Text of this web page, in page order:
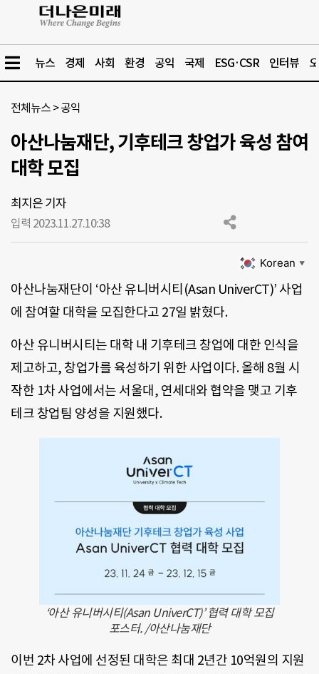
뉴스 경제 사회 환경 공익 국제 ESG·CSR 인터뷰
전체뉴스 >공익
아산나눔재단, 기후테크 창업가 육성 참여
대학 모집
최지은 기자
입력 2023.11.27.10:38
Korean ▼
아산나눔재단이 ‘아산 유니버시티(Asan UniverCT)’ 사업
에 참여할 대학을 모집한다고 27일 밝혔다.
아산 유니버시티는 대학 내 기후테크 창업에 대한 인식을
제고하고, 창업가를 육성하기 위한 사업이다. 올해 8월 시
작한 1차 사업에서는 서울대, 연세대와 협약을 맺고 기후
테크 창업팀 양성을 지원했다.
‘아산 유니버시티(Asan UniverCT)’ 협력 대학 모집
포스터. /아산나눔재단
이번 2차 사업에 선정된 대학은 최대 2년간 10억원의 지원